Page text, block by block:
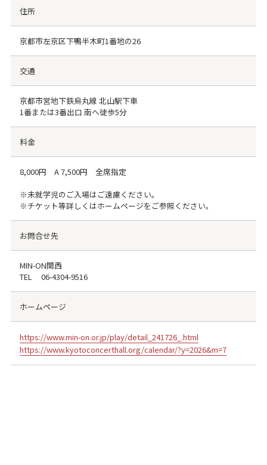
住所
京都市左京区下鴨半木町1番地の26
交通
京都市営地下鉄烏丸線 北山駅下車
1番または3番出口 南へ徒歩5分
料金
8,000円 A 7,500円 全席指定
※未就学児のご入場はご遠慮ください。
※チケット等詳しくはホームページをご参照ください。
お問合せ先
MIN-ON関西
TEL 06-4304-9516
ホームページ
https://www.min-on.or.jp/play/detail_241726_.html
https://www.kyotoconcerthall.org/calendar/?y=2026&m=7